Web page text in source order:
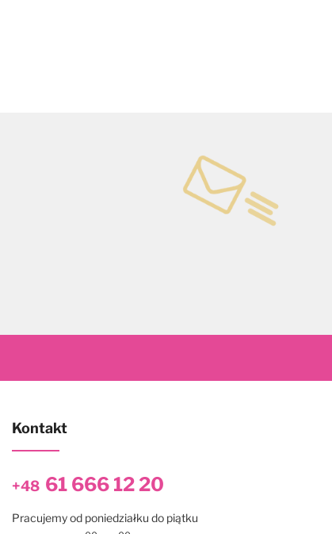
Kontakt
+48 61 666 12 20
Pracujemy od poniedziałku do piątku